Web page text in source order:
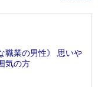
職業の男性》 思いや
気の方